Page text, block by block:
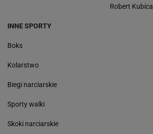
Robert Kubica
INNE SPORTY
Boks
Kolarstwo
Biegi narciarskie
Sporty walki
Skoki narciarskie